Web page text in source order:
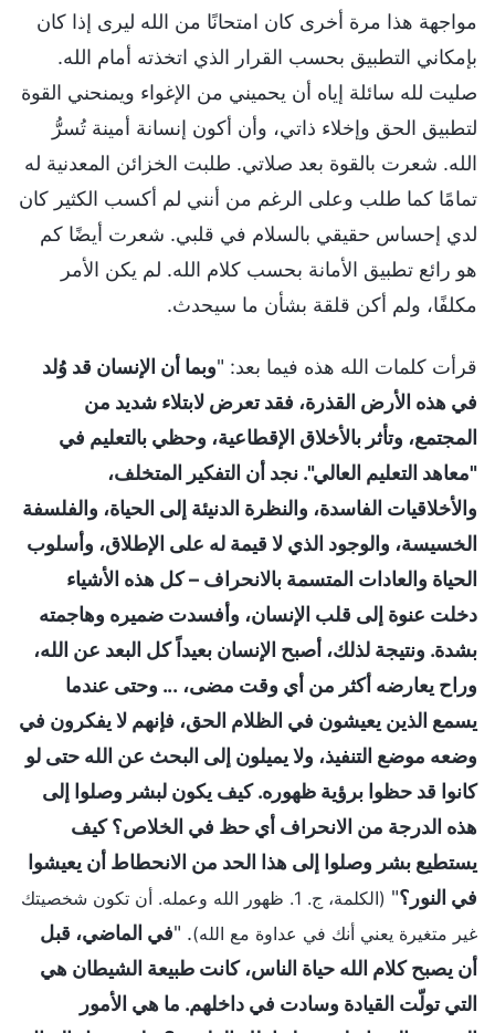
مواجهة هذا مرة أخرى كان امتحانًا من الله ليرى إذا كان
بإمكاني التطبيق بحسب القرار الذي اتخذته أمام الله.
صليت لله سائلة إياه أن يحميني من الإغواء ويمنحني القوة
لتطبيق الحق وإخلاء ذاتي، وأن أكون إنسانة أمينة تُسرُّ
الله. شعرت بالقوة بعد صلاتي. طلبت الخزائن المعدنية له
تمامًا كما طلب وعلى الرغم من أنني لم أكسب الكثير كان
لدي إحساس حقيقي بالسلام في قلبي. شعرت أيضًا كم
هو رائع تطبيق الأمانة بحسب كلام الله. لم يكن الأمر
مكلفًا، ولم أكن قلقة بشأن ما سيحدث.
قرأت كلمات الله هذه فيما بعد: "وبما أن الإنسان قد وُلد
في هذه الأرض القذرة، فقد تعرض لابتلاء شديد من
المجتمع، وتأثر بالأخلاق الإقطاعية، وحظي بالتعليم في
"معاهد التعليم العالي". نجد أن التفكير المتخلف،
والأخلاقيات الفاسدة، والنظرة الدنيئة إلى الحياة، والفلسفة
الخسيسة، والوجود الذي لا قيمة له على الإطلاق، وأسلوب
الحياة والعادات المتسمة بالانحراف – كل هذه الأشياء
دخلت عنوة إلى قلب الإنسان، وأفسدت ضميره وهاجمته
بشدة. ونتيجة لذلك، أصبح الإنسان بعيداً كل البعد عن الله،
وراح يعارضه أكثر من أي وقت مضى، ... وحتى عندما
يسمع الذين يعيشون في الظلام الحق، فإنهم لا يفكرون في
وضعه موضع التنفيذ، ولا يميلون إلى البحث عن الله حتى لو
كانوا قد حظوا برؤية ظهوره. كيف يكون لبشر وصلوا إلى
هذه الدرجة من الانحراف أي حظ في الخلاص؟ كيف
يستطيع بشر وصلوا إلى هذا الحد من الانحطاط أن يعيشوا
في النور؟"
(الكلمة، ج. 1. ظهور الله وعمله. أن تكون شخصيتك
غير متغيرة يعني أنك في عداوة مع الله). "في الماضي، قبل
أن يصبح كلام الله حياة الناس، كانت طبيعة الشيطان هي
التي تولّت القيادة وسادت في داخلهم. ما هي الأمور